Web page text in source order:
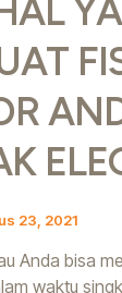
23, 2021
Anda bisa
waktu